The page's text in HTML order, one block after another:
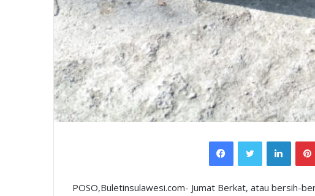
FacebookTwitter
POSO,Buletinsulawesi.com- Jumat Berkat, atau bersih-